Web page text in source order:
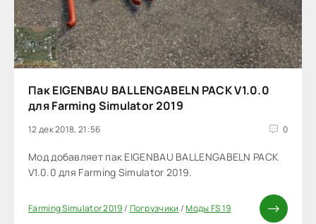
Пак EIGENBAU BALLENGABELN PACK V1.0.0
для Farming Simulator 2019
12 дек 2018, 21:56 0
Мод добавляет пак EIGENBAU BALLENGABELN PACK
V1.0.0 для Farming Simulator 2019.
Farming Simulator 2019/ Погрузчики /Моды FS 19